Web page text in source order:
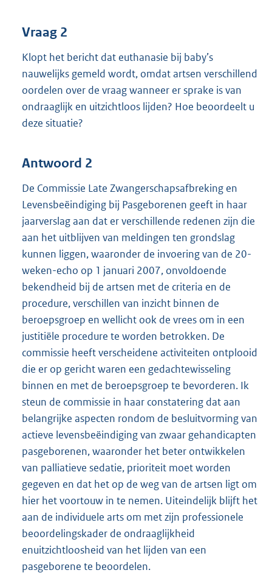
Vraag 2
Klopt het bericht dat euthanasie bij baby’s
nauwelijks gemeld wordt, omdat artsen verschillend
oordelen over de vraag wanneer er sprake is van
ondraaglijk en uitzichtloos lijden? Hoe beoordeelt u
deze situatie?
Antwoord 2
De Commissie Late Zwangerschapsafbreking en
Levensbeëindiging bij Pasgeborenen geeft in haar
jaarverslag aan dat er verschillende redenen zijn die
aan het uitblijven van meldingen ten grondslag
kunnen liggen, waaronder de invoering van de 20-
weken-echo op 1 januari 2007, onvoldoende
bekendheid bij de artsen met de criteria en de
procedure, verschillen van inzicht binnen de
beroepsgroep en wellicht ook de vrees om in een
justitiële procedure te worden betrokken. De
commissie heeft verscheidene activiteiten ontplooid
die er op gericht waren een gedachtewisseling
binnen en met de beroepsgroep te bevorderen. Ik
steun de commissie in haar constatering dat aan
belangrijke aspecten rondom de besluitvorming van
actieve levensbeëindiging van zwaar gehandicapten
pasgeborenen, waaronder het beter ontwikkelen
van palliatieve sedatie, prioriteit moet worden
gegeven en dat het op de weg van de artsen ligt om
hier het voortouw in te nemen. Uiteindelijk blijft het
aan de individuele arts om met zijn professionele
beoordelingskader de ondraaglijkheid
enuitzichtloosheid van het lijden van een
pasgeborene te beoordelen.